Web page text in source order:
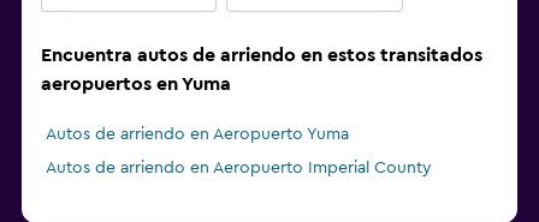
Encuentra autos de arriendo en estos transitados
aeropuertos en Yuma
Autos de arriendo en Aeropuerto Yuma
Autos de arriendo en Aeropuerto Imperial County